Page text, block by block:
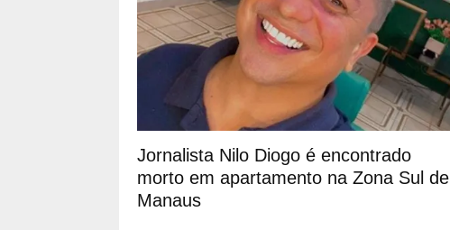
Jornalista Nilo Diogo é encontrado
morto em apartamento na Zona Sul de
Manaus